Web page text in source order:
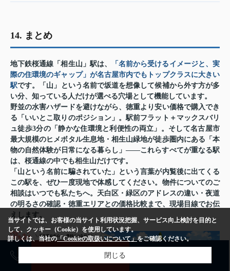
14. まとめ
地下鉄桜通線「相生山」駅は、
「名前から受けるイメージと、実
際の住環境のギャップ」が名古屋市内でもトップクラスに大きい
駅です。「山」という名前で坂道を想像して候補から外す方が多
い分、知っている人だけが選べる穴場として機能しています。
野並の水害ハザードを避けながら、徳重より安い価格で購入でき
る「いいとこ取りのポジション」。駅前フラット＋マックスバリ
ュ徒歩3分の「静かな住環境と利便性の両立」。そして名古屋市
最大規模のヒメボタル生息地・相生山緑地が徒歩圏内にある「本
物の自然体験が日常になる暮らし」——これらすべてが重なる駅
は、桜通線の中でも相生山だけです。
「山という名前に騙されていた」という言葉が内覧後に出てくる
この駅を、ぜひ一度現地で体感してください。物件についてのご
相談はいつでも私たちへ。天白区・緑区のアドレスの違い・夜道
の明るさの確認・徳重エリアとの価格比較まで、現場目線でお伝
えします。
当サイトでは、お客様の当サイト利用状況把握、サービス向上検討を目的と
して、クッキー（Cookie）を使用しています。
詳しくは、当社の「Cookieの取扱いについて」をご確認ください。
閉じる